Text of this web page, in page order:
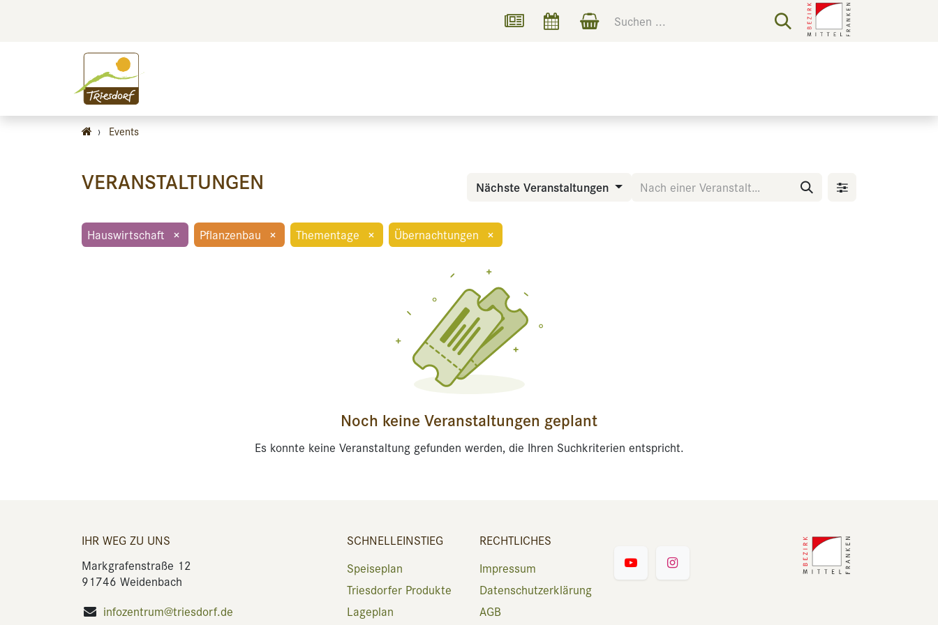
› Events
VERANSTALTUNGEN Nächste Veranstaltungen
Hauswirtschaft × Pflanzenbau × Thementage × Übernachtungen ×
Noch keine Veranstaltungen geplant
Es konnte keine Veranstaltung gefunden werden, die Ihren Suchkriterien entspricht.
IHR WEG ZU UNS
Markgrafenstraße 12
91746 Weidenbach
infozentrum@triesdorf.de
SCHNELLEINSTIEG
Speiseplan
Triesdorfer Produkte
Lageplan
RECHTLICHES
Impressum
Datenschutzerklärung
AGB